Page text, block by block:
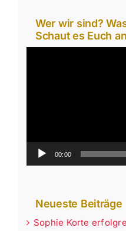
Wer wir sind?
Schaut es Euch
00:00
Neueste Beiträge
Sophie Korte